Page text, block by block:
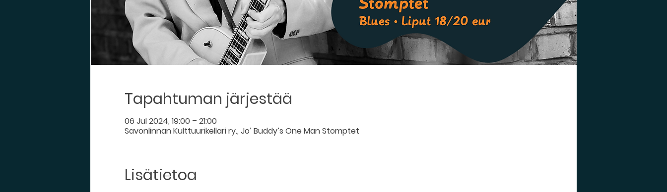
Tapahtuman järjestää
06 Jul 2024, 19:00 – 21:00
Savonlinnan Kulttuurikellari ry., Jo’ Buddy’s One Man Stomptet
Lisätietoa